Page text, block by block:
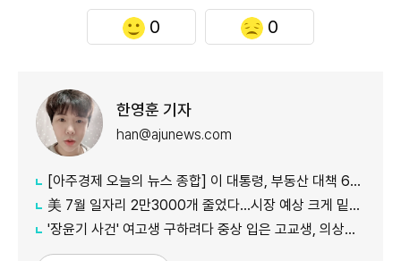
0 0
한영훈 기자
han@ajunews.com
[아주경제 오늘의 뉴스 종합] 이 대통령, 부동산 대책 6시간 점검…"기존 방식 벗어나 과감히 실행" 外
美 7월 일자리 2만3000개 줄었다…시장 예상 크게 밑돈 '고용 쇼크'
'장윤기 사건' 여고생 구하려다 중상 입은 고교생, 의상자 인정